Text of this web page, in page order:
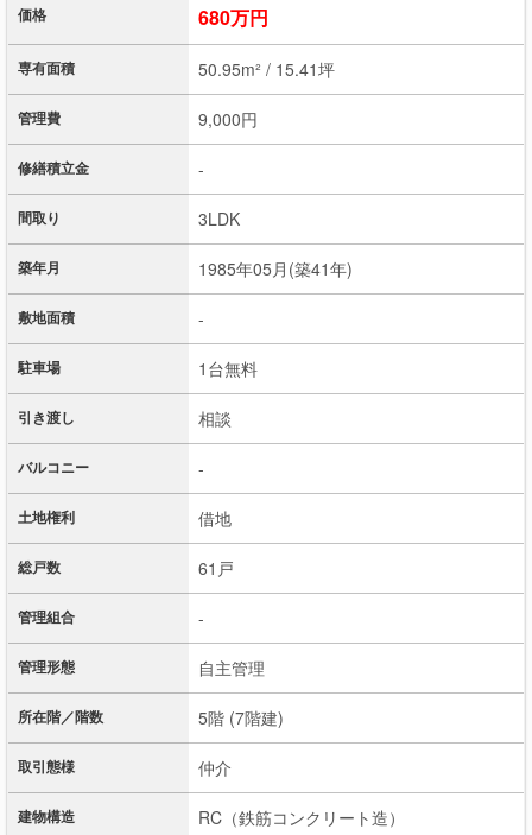
価格 680万円
専有面積 50.95m² / 15.41坪
管理費 9,000円
修繕積立金 -
間取り 3LDK
築年月 1985年05月(築41年)
敷地面積 -
駐車場 1台無料
引き渡し 相談
バルコニー -
土地権利 借地
総戸数 61戸
管理組合 -
管理形態 自主管理
所在階／階数 5階 (7階建)
取引態様 仲介
建物構造 RC（鉄筋コンクリート造）